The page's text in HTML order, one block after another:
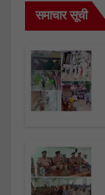
समाचार सूची